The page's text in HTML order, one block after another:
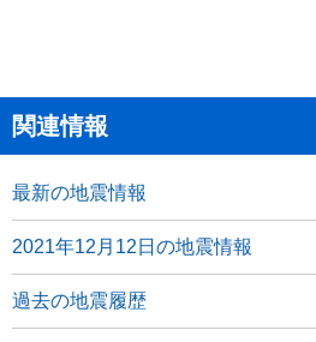
関連情報
最新の地震情報
2021年12月12日の地震情報
過去の地震履歴